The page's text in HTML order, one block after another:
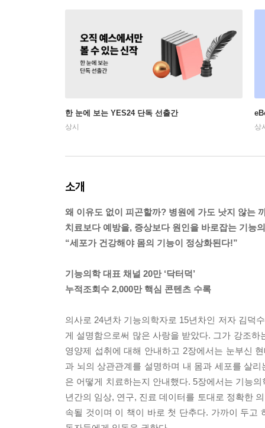
한 눈에 보는 YES24 단독 선출간
상시 상
소개
왜 이유도 없이 피곤할까? 병원에 가도 낫지 않는
치료보다 예방을, 증상보다 원인을 바로잡는 기능
“세포가 건강해야 몸의 기능이 정상화된다!”
기능의학 대표 채널 20만 ‘닥터덕’
누적조회수 2,000만 핵심 콘텐츠 수록
의사로 24년차 기능의학자로 15년차인 저자 김덕
게 설명함으로써 많은 사랑을 받았다. 그가 강조하
영양제 섭취에 대해 안내하고 2장에서는 눈부신
과 뇌의 상관관계를 설명하며 내 몸과 세포를 살
은 어떻게 치료하는지 안내했다. 5장에서는 기능
년간의 임상, 연구, 진료 데이터를 토대로 정확한
속될 것이며 이 책이 바로 첫 단추다. 가까이 두고